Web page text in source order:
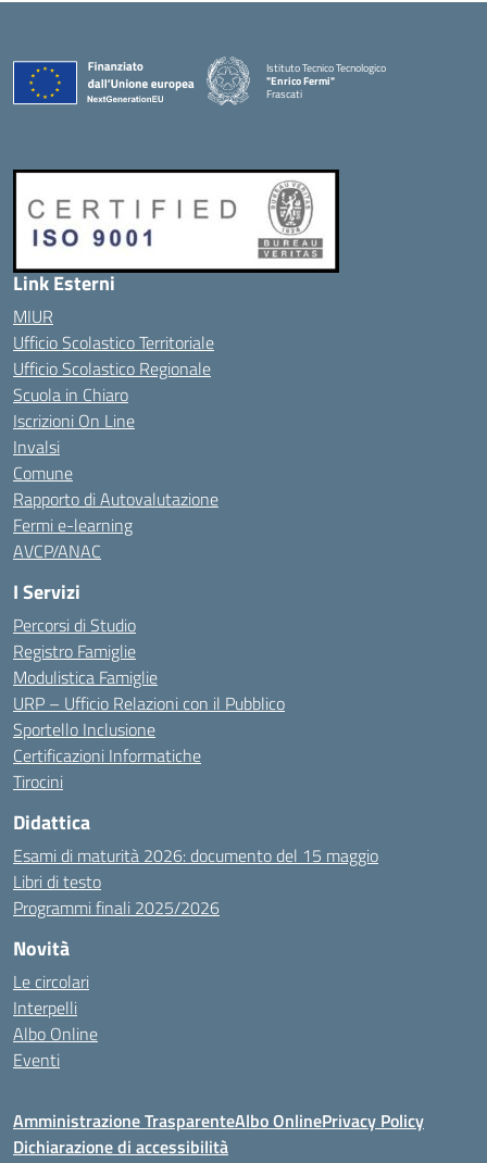
Istituto Tecnico Tecnologico
"Enrico Fermi"
Frascati
Link Esterni
MIUR
Ufficio Scolastico Territoriale
Ufficio Scolastico Regionale
Scuola in Chiaro
Iscrizioni On Line
Invalsi
Comune
Rapporto di Autovalutazione
Fermi e-learning
AVCP/ANAC
I Servizi
Percorsi di Studio
Registro Famiglie
Modulistica Famiglie
URP – Ufficio Relazioni con il Pubblico
Sportello Inclusione
Certificazioni Informatiche
Tirocini
Didattica
Esami di maturità 2026: documento del 15 maggio
Libri di testo
Programmi finali 2025/2026
Novità
Le circolari
Interpelli
Albo Online
Eventi
Amministrazione TrasparenteAlbo OnlinePrivacy Policy
Dichiarazione di accessibilità